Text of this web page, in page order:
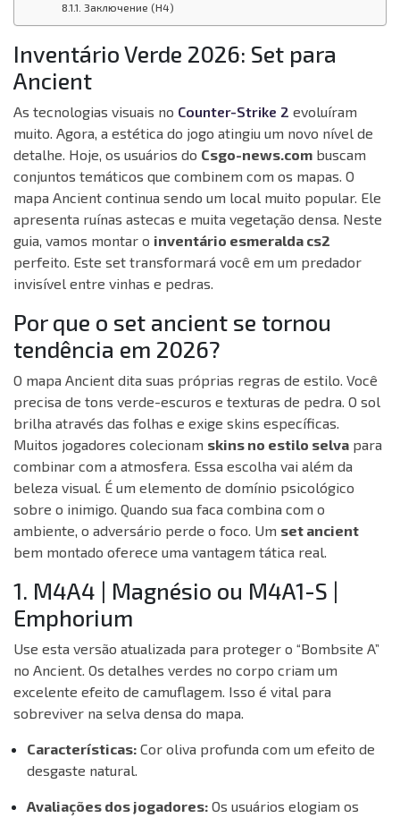
Заключение (H4)
Inventário Verde 2026: Set para
Ancient
As tecnologias visuais no Counter-Strike 2 evoluíram
muito. Agora, a estética do jogo atingiu um novo nível de
detalhe. Hoje, os usuários do Csgo-news.com buscam
conjuntos temáticos que combinem com os mapas. O
mapa Ancient continua sendo um local muito popular. Ele
apresenta ruínas astecas e muita vegetação densa. Neste
guia, vamos montar o inventário esmeralda cs2
perfeito. Este set transformará você em um predador
invisível entre vinhas e pedras.
Por que o set ancient se tornou
tendência em 2026?
O mapa Ancient dita suas próprias regras de estilo. Você
precisa de tons verde-escuros e texturas de pedra. O sol
brilha através das folhas e exige skins específicas.
Muitos jogadores colecionam skins no estilo selva para
combinar com a atmosfera. Essa escolha vai além da
beleza visual. É um elemento de domínio psicológico
sobre o inimigo. Quando sua faca combina com o
ambiente, o adversário perde o foco. Um set ancient
bem montado oferece uma vantagem tática real.
1. M4A4 | Magnésio ou M4A1-S |
Emphorium
Use esta versão atualizada para proteger o “Bombsite A”
no Ancient. Os detalhes verdes no corpo criam um
excelente efeito de camuflagem. Isso é vital para
sobreviver na selva densa do mapa.
Características: Cor oliva profunda com um efeito de
desgaste natural.
Avaliações dos jogadores: Os usuários elogiam os